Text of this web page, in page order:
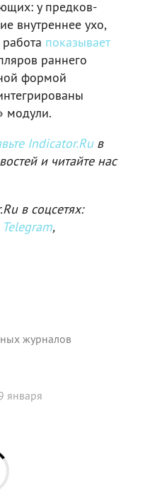
у предков-
внутреннее ухо,
показывает
раннего
формой
модули.
Indicator.Ruв
и читайте нас
в соцсетях:
Telegram,
журналов
января